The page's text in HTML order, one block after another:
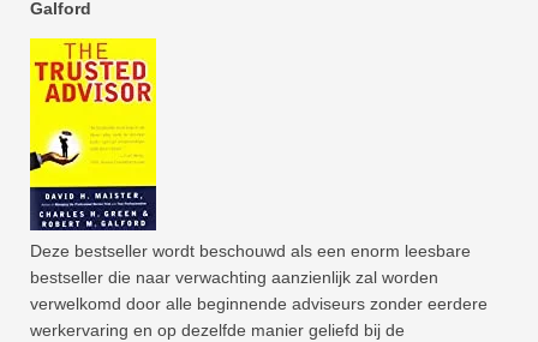
Galford
Deze bestseller wordt beschouwd als een enorm leesbare
bestseller die naar verwachting aanzienlijk zal worden
verwelkomd door alle beginnende adviseurs zonder eerdere
werkervaring en op dezelfde manier geliefd bij de